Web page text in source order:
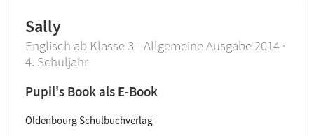
Sally
Englisch ab Klasse 3 - Allgemeine Ausgabe 2014 ·
4. Schuljahr
Pupil's Book als E-Book
Oldenbourg Schulbuchverlag